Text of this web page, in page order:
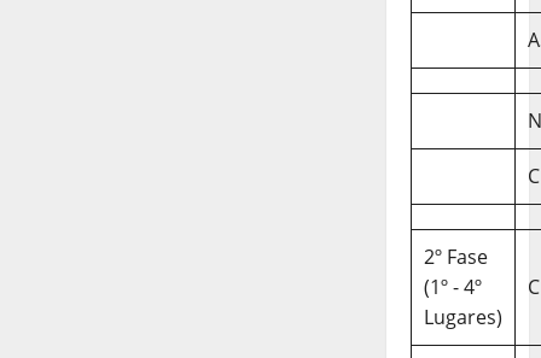
2º Fase
(1º - 4º
Lugares)